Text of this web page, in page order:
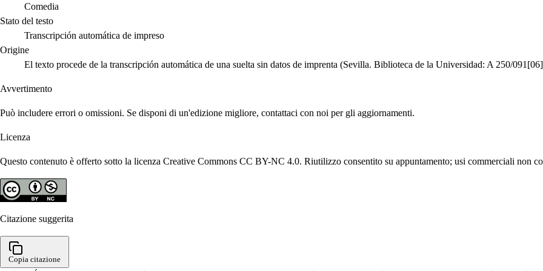
Comedia
Stato del testo
Transcripción automática de impreso
Origine
El texto procede de la transcripción automática de una suelta sin datos de imprenta (Sevilla. Biblioteca de la Universidad: A 250/
Avvertimento
Può includere errori o omissioni. Se disponi di un'edizione migliore, contattaci con noi per gli aggiornamenti.
Licenza
Questo contenuto è offerto sotto la licenza Creative Commons CC BY-NC 4.0. Riutilizzo consentito su appuntamento; usi commerciali non
Citazione suggerita
Copia citazione